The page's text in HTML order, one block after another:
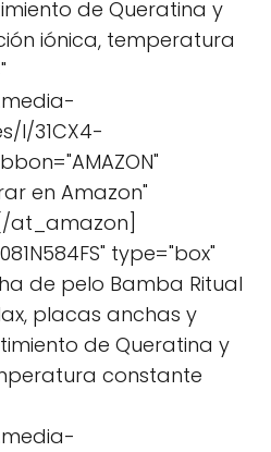
de Queratina y
iónica, temperatura
I/31CX4-
en Amazon"
at_amazon]
type="box"
de pelo Bamba Ritual
placas anchas y
de Queratina y
constante